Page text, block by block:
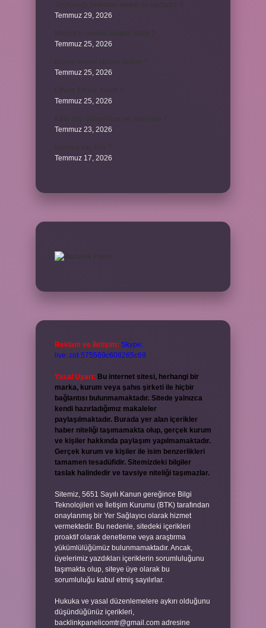
Temmuz 29, 2026
Temmuz 25, 2026
Temmuz 25, 2026
Temmuz 25, 2026
Temmuz 23, 2026
Temmuz 17, 2026
Reklam ve İletişim: Skype:
live:.cid.575569c608265c69
Yasal Uyarı: Bu internet sitesi, herhangi bir
marka, kurum veya şahıs şirketi ile hiçbir
bağlantısı bulunmamaktadır. Sitede yalnızca
kendi hazırladığımız makaleler
paylaşılmaktadır. Burada yer alan içerikler
haber niteliği taşımamakta olup, gerçek kurum
ve kişiler hakkında paylaşım yapılmamaktadır.
Gerçek kurum ve kişiler ile isim benzerlikleri
tamamen tesadüfidir. Sitemizdeki bilgiler
taslak halindedir ve tavsiye niteliği taşımazlar.
Sitemiz, 5651 Sayılı Kanun gereğince Bilgi
Teknolojileri ve İletişim Kurumu (BTK) tarafından
onaylanmış bir Yer Sağlayıcı olarak hizmet
vermektedir. Bu nedenle, sitedeki içerikleri
proaktif olarak denetleme veya araştırma
yükümlülüğümüz bulunmamaktadır. Ancak,
üyelerimiz yazdıkları içeriklerin sorumluluğunu
taşımakta olup, siteye üye olarak bu
sorumluluğu kabul etmiş sayılırlar.
Hukuka ve yasal düzenlemelere aykırı olduğunu
düşündüğünüz içerikleri,
backlinkpanelicomtr@gmail.com adresine